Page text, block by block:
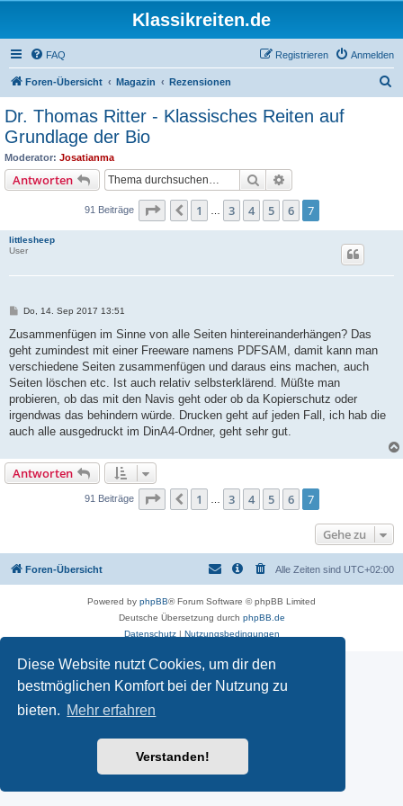
Diese Website nutzt Cookies, um dir den
bestmöglichen Komfort bei der Nutzung zu
bieten. Mehr erfahren
Verstanden!
Klassikreiten.de
FAQ Anmelden
Registrieren
Foren-Übersicht Magazin Rezensionen
Dr. Thomas Ritter - Klassisches Reiten auf
Grundlage der Bio
Moderator: Josatianma
Antworten Suche
91 Beiträge Seite von
Vorherige
1 3 4 5 6 7
littlesheep
User
B
i
r
a
Do, 14. Sep 2017 13:51
Zusammenfügen im Sinne von alle Seiten hintereinanderhängen? Das
geht zumindest mit einer Freeware namens PDFSAM, damit kann man
verschiedene Seiten zusammenfügen und daraus eins machen, auch
Seiten löschen etc. Ist auch relativ selbsterklärend. Müßte man
probieren, ob das mit den Navis geht oder ob da Kopierschutz oder
irgendwas das behindern würde. Drucken geht auf jeden Fall, ich hab die
auch alle ausgedruckt im DinA4-Ordner, geht sehr gut.
Antworten
91 Beiträge Seite von
Vorherige
1 3 4 5 6 7
Gehe zu
Foren-Übersicht Alle Zeiten sind UTC+02:00
Powered by phpBB® Forum Software © phpBB Limited
Deutsche Übersetzung durch phpBB.de
Datenschutz| Nutzungsbedingungen